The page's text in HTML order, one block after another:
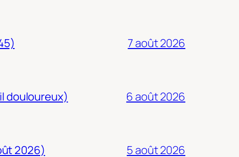
7 août 2026
douloureux) 6 août 2026
2026) 5 août 2026